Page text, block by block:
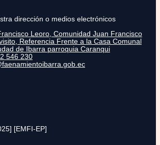
dirección o medios electrónicos
Leoro, Comunidad Juan Francisco
Referencia Frente a la Casa Comunal
de Ibarra parroquia Caranqui
546 230
[EMFI-EP]